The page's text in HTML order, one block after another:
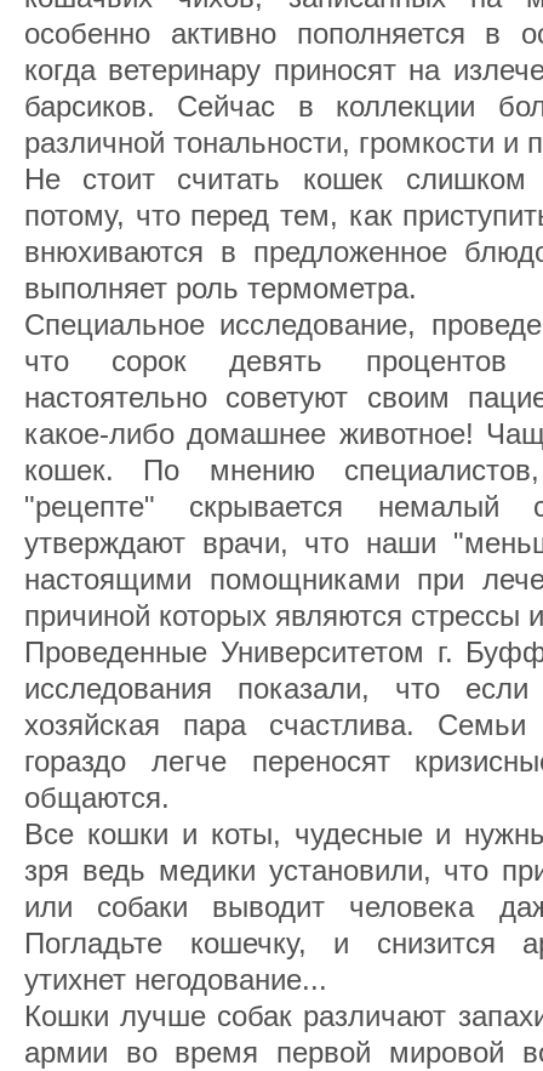
особенно активно пополняется в
когда ветеринару приносят на
барсиков. Сейчас в коллекции
различной тональности, громкости и
Не стоит считать кошек
потому, что перед тем, как
внюхиваются в предложенное
выполняет роль термометра.
Специальное исследование,
что сорок девять процентов
настоятельно советуют своим
какое-либо домашнее животное!
кошек. По мнению
"рецепте" скрывается
утверждают врачи, что наши
настоящими помощниками при
причиной которых являются стрессы
Проведенные Университетом г.
исследования показали, что
хозяйская пара счастлива.
гораздо легче переносят
общаются.
Все кошки и коты, чудесные и
зря ведь медики установили, что
или собаки выводит человека
Погладьте кошечку, и снизится
утихнет негодование...
Кошки лучше собак различают
армии во время первой мировой